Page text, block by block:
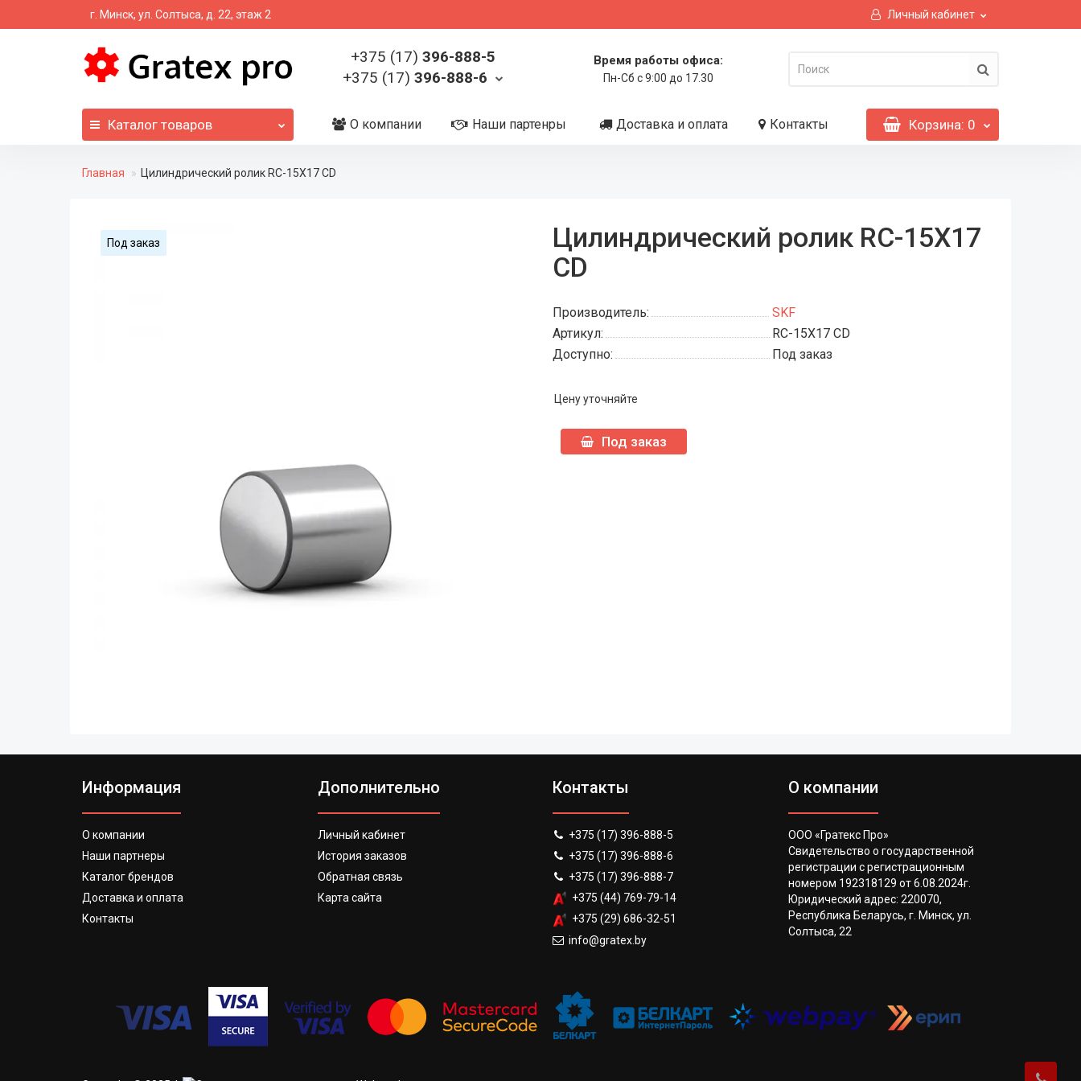
г. Минск, ул. Солтыса, д. 22, этаж 2 Личный кабинет
+375 (17) 396-888-5
+375 (17) 396-888-6
Время работы офиса:
Пн-Сб с 9:00 до 17.30
Каталог товаров О компании Наши партенры Доставка и оплата Контакты Корзина: 0
Главная Цилиндрический ролик RC-15X17 CD
Под заказ
Цилиндрический ролик RC-15X17
CD
Производитель:
SKF
Артикул:
RC-15X17 CD
Доступно:
Под заказ
Цену уточняйте
Под заказ
Информация
О компании
Наши партнеры
Каталог брендов
Доставка и оплата
Контакты
Дополнительно
Личный кабинет
История заказов
Обратная связь
Карта сайта
Контакты
+375 (17) 396-888-5
+375 (17) 396-888-6
+375 (17) 396-888-7
+375 (44) 769-79-14
+375 (29) 686-32-51
info@gratex.by
О компании
ООО «Гратекс Про»
Свидетельство о государственной
регистрации с регистрационным
номером 192318129 от 6.08.2024г.
Юридический адрес: 220070,
Республика Беларусь, г. Минск, ул.
Солтыса, 22